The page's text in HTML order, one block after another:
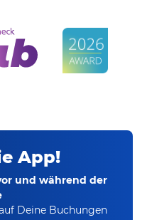
App!
und während der
Deine Buchungen